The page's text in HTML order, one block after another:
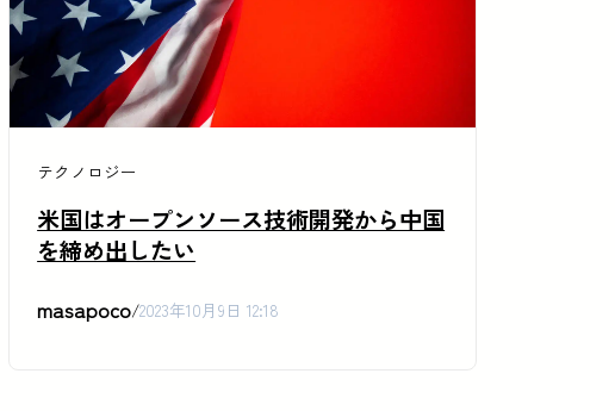
テクノロジー
米国はオープンソース技術開発から中国
を締め出したい
masapoco/2023年10月9日 12:18